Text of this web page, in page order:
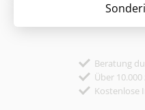
Beratung
Über
Kostenlose